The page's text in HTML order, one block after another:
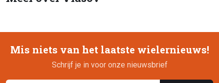
Mis niets van het laatste wielernieuws!
Schrijf je in voor onze nieuwsbrief